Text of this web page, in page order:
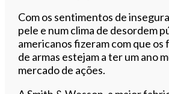
Com os sentimentos de
pele e num clima de desordem
americanos fizeram com que os
de armas estejam a ter um ano
mercado de ações.